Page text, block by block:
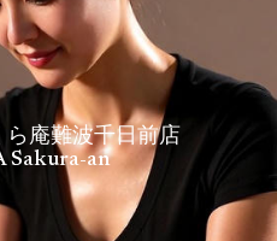
ら庵難波千日前店
Sakura-an